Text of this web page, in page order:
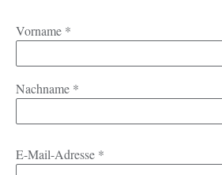
Vorname *
Nachname *
E-Mail-Adresse *